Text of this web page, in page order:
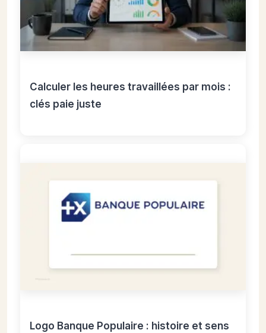
Calculer les heures travaillées par mois :
clés paie juste
Logo Banque Populaire : histoire et sens